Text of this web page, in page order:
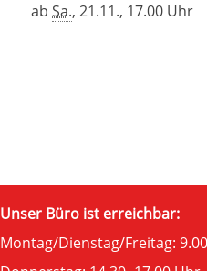
ab Sa., 21.11., 17.00 Uhr
Unser Büro ist erreichbar:
Montag/Dienstag/Freitag: